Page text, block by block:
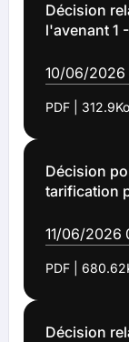
Décision
l'avenant 1
arboricoles
n°2026-
10/06/2026
PDF | 312.9Ko
Décision
tarification
d'art
titre de la
11/06/2026
PDF |
Décision